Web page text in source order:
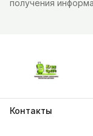
получения
Контакты